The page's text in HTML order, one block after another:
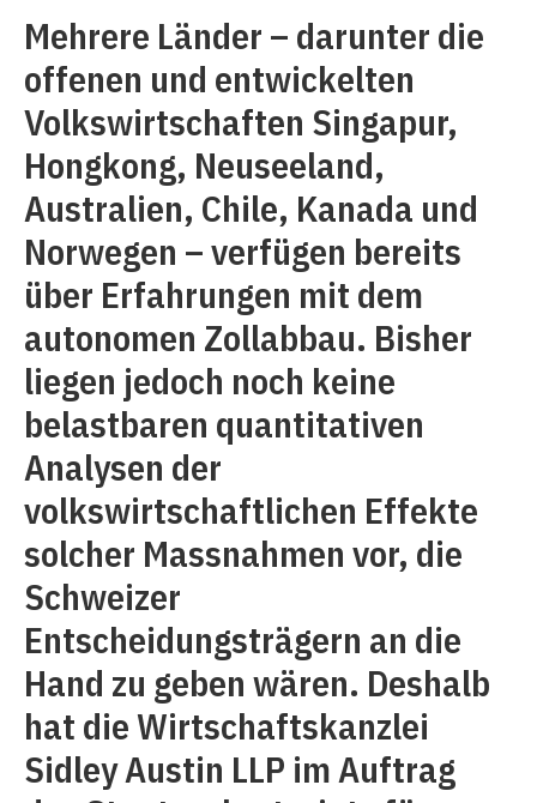
Mehrere Länder – darunter die
offenen und entwickelten
Volkswirtschaften Singapur,
Hongkong, Neuseeland,
Australien, Chile, Kanada und
Norwegen – verfügen bereits
über Erfahrungen mit dem
autonomen Zollabbau. Bisher
liegen jedoch noch keine
belastbaren quantitativen
Analysen der
volkswirtschaftlichen Effekte
solcher Massnahmen vor, die
Schweizer
Entscheidungsträgern an die
Hand zu geben wären. Deshalb
hat die Wirtschaftskanzlei
Sidley Austin LLP im Auftrag